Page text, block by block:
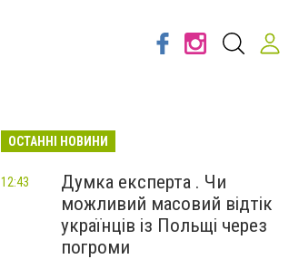
ОСТАННІ НОВИНИ
Думка експерта . Чи
можливий масовий відтік
українців із Польщі через
погроми
12:43